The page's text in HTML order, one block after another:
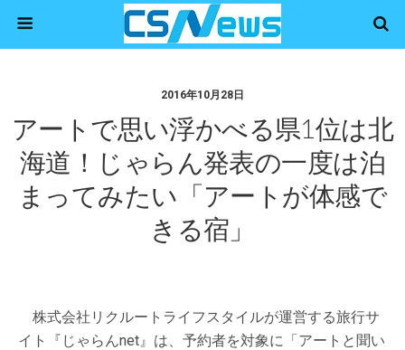
2016年10月28日
アートで思い浮かべる県1位は北
海道！じゃらん発表の一度は泊
まってみたい「アートが体感で
きる宿」
株式会社リクルートライフスタイルが運営する旅行サ
イト『じゃらんnet』は、予約者を対象に「アートと聞い